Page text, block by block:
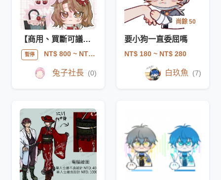
【商用、買斷可議】貼紙包
暫停 NT$ 800~ NT$ 3000
兔子社長 (0)
尚餘 50
要小狗一直委屈嗎
NT$ 180 ~ NT$ 280
白玖魚 (7)